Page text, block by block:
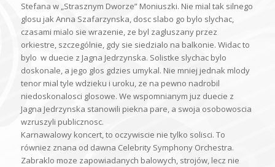
Stefana w „Strasznym Dworze” Moniuszki. Nie mial tak silnego
glosu jak Anna Szafarzynska, dosc slabo go bylo slychac,
czasami mialo sie wrazenie, ze byl zagluszany przez
orkiestre, szczególnie, gdy sie siedzialo na balkonie. Widac to
bylo w duecie z Jagna Jedrzynska. Solistke slychac bylo
doskonale, a jego glos gdzies umykal. Nie mniej jednak mlody
tenor mial tyle wdzieku i uroku, ze na pewno nadrobil
niedoskonalosci glosowe. We wspomnianym juz duecie z
Jagna Jedrzynska stanowili piekna pare, a swoja osobowoscia
wzruszyli publicznosc.
Karnawalowy koncert, to oczywiscie nie tylko solisci. To
równiez znana od dawna Celebrity Symphony Orchestra.
Zabraklo moze zapowiadanych balowych, strojów, lecz nie